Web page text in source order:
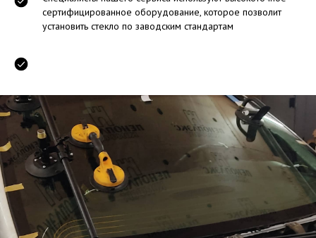
сертифицированное оборудование, которое позволит
установить стекло по заводским стандартам